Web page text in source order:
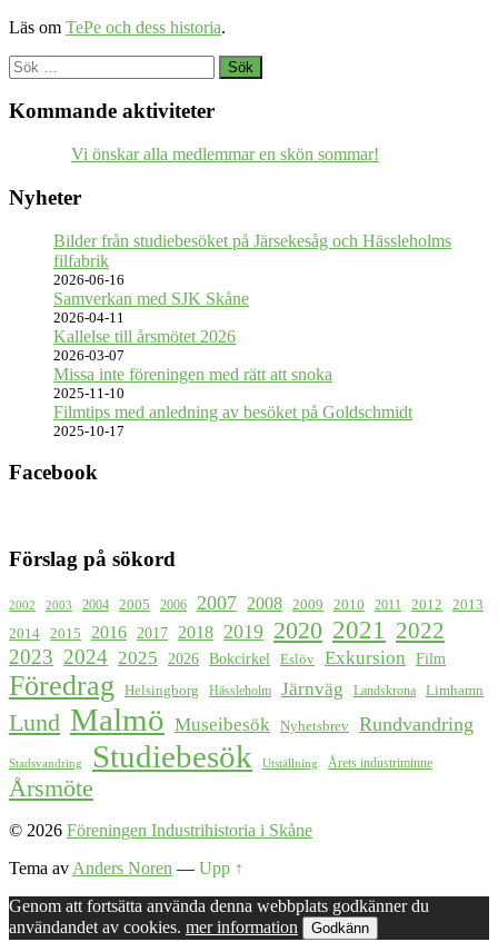
Läs om TePe och dess historia.
Sök
efter:
Kommande aktiviteter
Vi önskar alla medlemmar en skön sommar!
Nyheter
Bilder från studiebesöket på Järsekesåg och Hässleholms
filfabrik
2026-06-16
Samverkan med SJK Skåne
2026-04-11
Kallelse till årsmötet 2026
2026-03-07
Missa inte föreningen med rätt att snoka
2025-11-10
Filmtips med anledning av besöket på Goldschmidt
2025-10-17
Facebook
Förslag på sökord
2002 2003 2004 2005 2006 2007 2008 2009 2010 2011 2012
2013
2014
2015 2016 2017 2018 2019 2020 2021 2022
2023 2024 2025 2026 Bokcirkel Eslöv Exkursion Film
Föredrag Helsingborg Hässleholm Järnväg Landskrona Limhamn
Lund Malmö Museibesök Nyhetsbrev Rundvandring
Stadsvandring Studiebesök Utställning Årets industriminne
Årsmöte
© 2026 Föreningen Industrihistoria i Skåne
Tema avAnders Noren — Upp ↑
Genom att fortsätta använda denna webbplats godkänner du
användandet av cookies. mer information Godkänn